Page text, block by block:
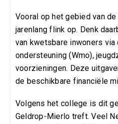
Vooral op het gebied van
jarenlang flink op. Denk
van kwetsbare inwoners
ondersteuning (Wmo),
voorzieningen. Deze
de beschikbare financiële
Volgens het college is dit
Geldrop-Mierlo treft. Veel